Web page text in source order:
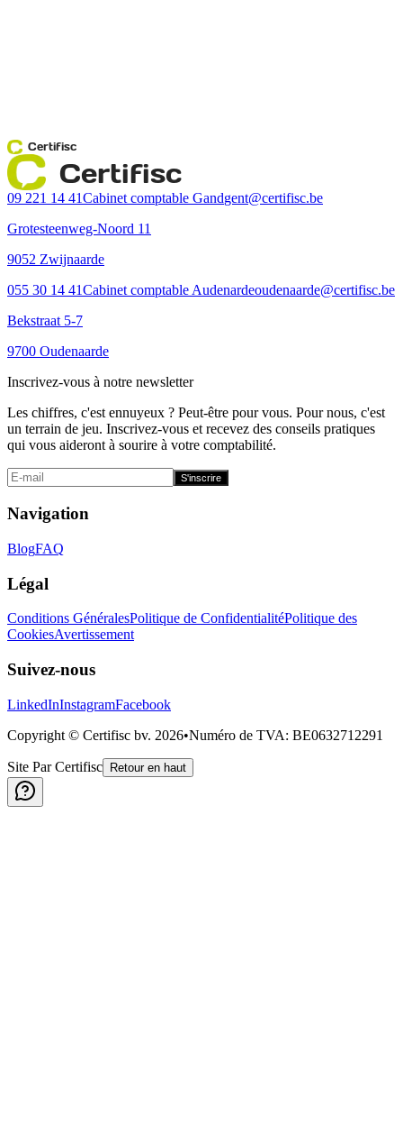
Certifisc
Certifisc
09 221 14 41Cabinet comptable Gandgent@certifisc.be
Grotesteenweg-Noord 11
9052 Zwijnaarde
055 30 14 41Cabinet comptable Audenardeoudenaarde@certifisc.be
Bekstraat 5-7
9700 Oudenaarde
Inscrivez-vous à notre newsletter
Les chiffres, c'est ennuyeux ? Peut-être pour vous. Pour nous, c'est
un terrain de jeu. Inscrivez-vous et recevez des conseils pratiques
qui vous aideront à sourire à votre comptabilité.
S'inscrire
Navigation
BlogFAQ
Légal
Conditions GénéralesPolitique de ConfidentialitéPolitique des
CookiesAvertissement
Suivez-nous
LinkedInInstagramFacebook
Copyright © Certifisc bv. 2026•Numéro de TVA: BE0632712291
Site Par Certifisc Retour en haut